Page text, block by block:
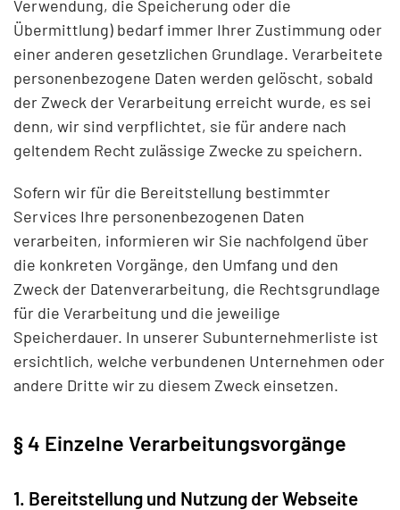
Verwendung, die Speicherung oder die
Übermittlung) bedarf immer Ihrer Zustimmung oder
einer anderen gesetzlichen Grundlage. Verarbeitete
personenbezogene Daten werden gelöscht, sobald
der Zweck der Verarbeitung erreicht wurde, es sei
denn, wir sind verpflichtet, sie für andere nach
geltendem Recht zulässige Zwecke zu speichern.
Sofern wir für die Bereitstellung bestimmter
Services Ihre personenbezogenen Daten
verarbeiten, informieren wir Sie nachfolgend über
die konkreten Vorgänge, den Umfang und den
Zweck der Datenverarbeitung, die Rechtsgrundlage
für die Verarbeitung und die jeweilige
Speicherdauer. In unserer Subunternehmerliste ist
ersichtlich, welche verbundenen Unternehmen oder
andere Dritte wir zu diesem Zweck einsetzen.
§ 4 Einzelne Verarbeitungsvorgänge
1. Bereitstellung und Nutzung der Webseite